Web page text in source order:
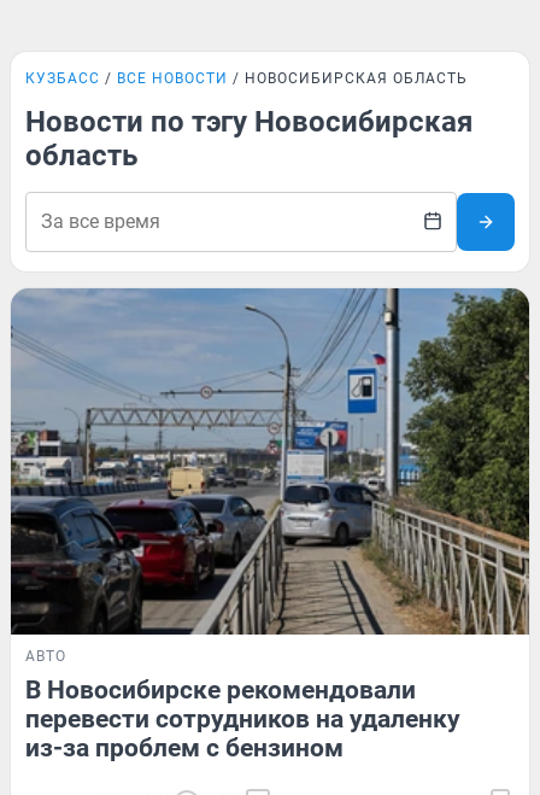
КУЗБАСС ВСЕ НОВОСТИ НОВОСИБИРСКАЯ ОБЛАСТЬ
Новости по тэгу Новосибирская
область
АВТО
В Новосибирске рекомендовали
перевести сотрудников на удаленку
из-за проблем с бензином